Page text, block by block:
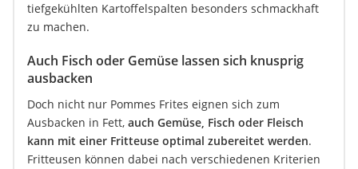
tiefgekühlten Kartoffelspalten besonders schmackhaft
zu machen.
Auch Fisch oder Gemüse lassen sich knusprig
ausbacken
Doch nicht nur Pommes Frites eignen sich zum
Ausbacken in Fett, auch Gemüse, Fisch oder Fleisch
kann mit einer Fritteuse optimal zubereitet werden.
Fritteusen können dabei nach verschiedenen Kriterien